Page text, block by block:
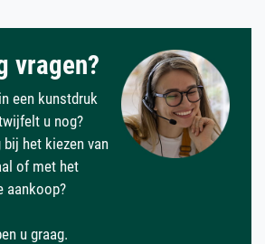
vragen?
een kunstdruk
u nog?
het kiezen van
of met het
aankoop?
u graag.